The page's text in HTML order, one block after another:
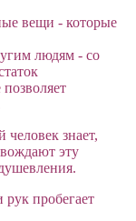
вещи - которые
людям - со
знает,
эту
пробегает